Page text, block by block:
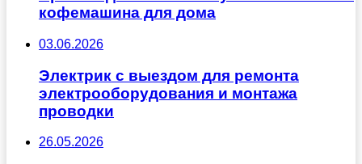
кофемашина для дома
03.06.2026
Электрик с выездом для ремонта
электрооборудования и монтажа
проводки
26.05.2026